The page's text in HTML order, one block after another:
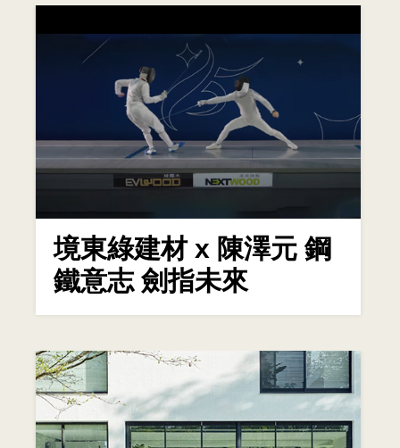
境東綠建材 x 陳澤元 鋼
鐵意志 劍指未來